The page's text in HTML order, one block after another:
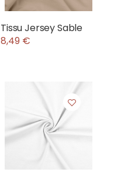
Tissu Jersey Sable
8,49 €